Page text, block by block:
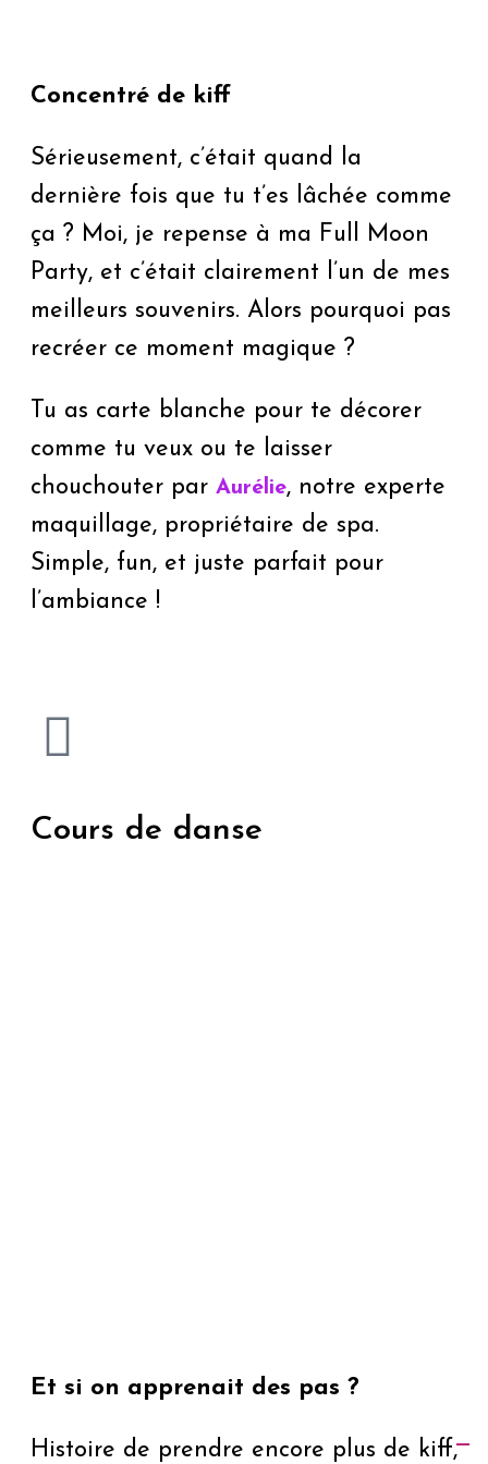
Concentré de kiff
Sérieusement, c’était quand la
dernière fois que tu t’es lâchée comme
ça ? Moi, je repense à ma Full Moon
Party, et c’était clairement l’un de mes
meilleurs souvenirs. Alors pourquoi pas
recréer ce moment magique ?
Tu as carte blanche pour te décorer
comme tu veux ou te laisser
chouchouter par Aurélie, notre experte
maquillage, propriétaire de spa.
Simple, fun, et juste parfait pour
l’ambiance !
Cours de danse
Et si on apprenait des pas ?
Histoire de prendre encore plus de kiff,